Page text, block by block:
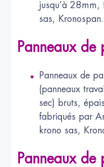
jusqu’à 28mm,
sas, Kronospan.
Panneaux de
Panneaux de
(panneaux
sec) bruts,
fabriqués par
krono sas,
Panneaux de